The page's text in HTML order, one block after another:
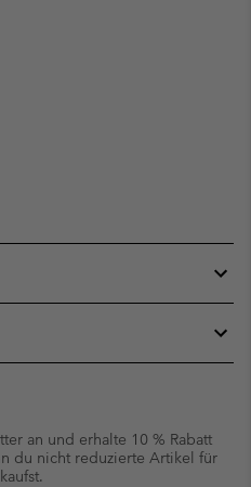
an und erhalte 10 % Rabatt
du nicht reduzierte Artikel für